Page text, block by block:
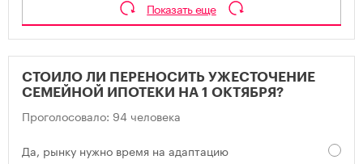
Показать еще
СТОИЛО ЛИ ПЕРЕНОСИТЬ УЖЕСТОЧЕНИЕ
СЕМЕЙНОЙ ИПОТЕКИ НА 1 ОКТЯБРЯ?
Проголосовало: 94 человека
Да, рынку нужно время на адаптацию